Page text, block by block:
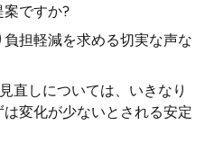
案ですか?
担軽減を求める切実な声な
直しについては、いきなり
変化が少ないとされる安定